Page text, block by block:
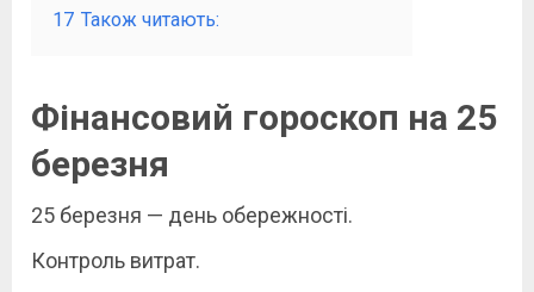
17 Також читають:
Фінансовий гороскоп на 25
березня
25 березня — день обережності.
Контроль витрат.